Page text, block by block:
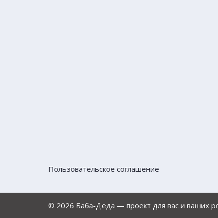
Пользовательское соглашение
© 2026 Баба-Деда — проект для вас и ваших